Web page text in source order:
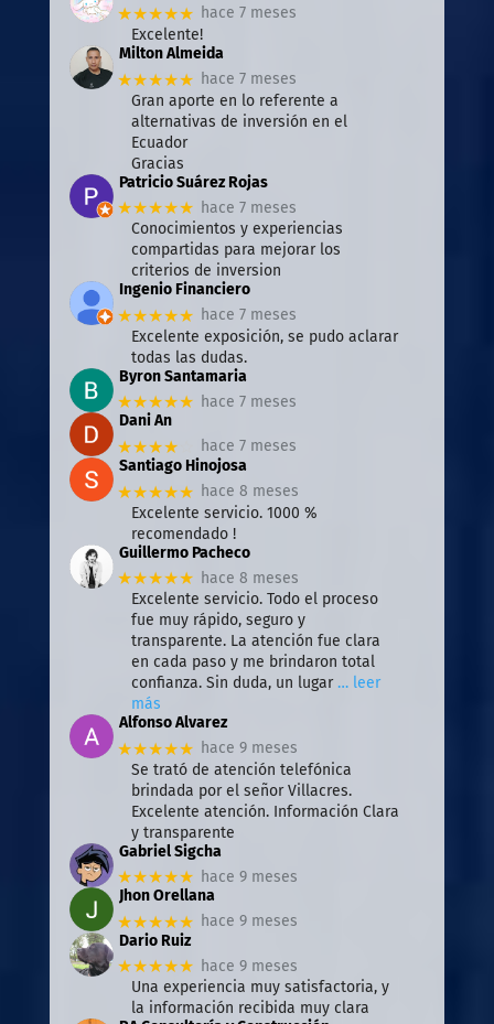
★★★★★ hace 7 meses
Excelente!
Milton Almeida
★★★★★ hace 7 meses
Gran aporte en lo referente a
alternativas de inversión en el
Ecuador
Gracias
Patricio Suárez Rojas
★★★★★ hace 7 meses
Conocimientos y experiencias
compartidas para mejorar los
criterios de inversion
Ingenio Financiero
★★★★★ hace 7 meses
Excelente exposición, se pudo aclarar
todas las dudas.
Byron Santamaria
★★★★★ hace 7 meses
Dani An
★★★★
hace 7 meses
Santiago Hinojosa
★★★★★ hace 8 meses
Excelente servicio. 1000 %
recomendado !
Guillermo Pacheco
★★★★★ hace 8 meses
Excelente servicio. Todo el proceso
fue muy rápido, seguro y
transparente. La atención fue clara
en cada paso y me brindaron total
confianza. Sin duda, un lugar … leer
más
Alfonso Alvarez
★★★★★ hace 9 meses
Se trató de atención telefónica
brindada por el señor Villacres.
Excelente atención. Información Clara
y transparente
Gabriel Sigcha
★★★★★ hace 9 meses
Jhon Orellana
★★★★★ hace 9 meses
Dario Ruiz
★★★★★ hace 9 meses
Una experiencia muy satisfactoria, y
la información recibida muy clara